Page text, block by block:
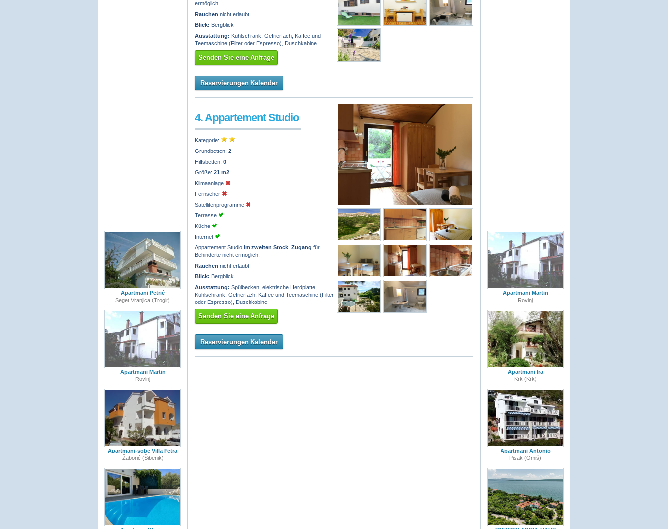
ermöglich.
Rauchen nicht erlaubt.
Blick: Bergblick
Ausstattung: Kühlschrank, Gefrierfach, Kaffee und
Teemaschine (Filter oder Espresso), Duschkabine
Senden Sie eine Anfrage
Reservierungen Kalender
4. Appartement Studio
Kategorie:
Grundbetten: 2
Hilfsbetten: 0
Größe: 21 m2
Klimaanlage
Fernseher
Satellitenprogramme
Terrasse
Küche
Internet
Appartement Studio im zweiten Stock Zugang für
Behinderte nicht ermöglich.
Rauchen nicht erlaubt.
Blick: Bergblick
Ausstattung: Spülbecken, elektrische Herdplatte,
Kühlschrank, Gefrierfach, Kaffee und Teemaschine (Filter
oder Espresso), Duschkabine
Senden Sie eine Anfrage
Reservierungen Kalender
Apartmani Petrić
Seget Vranjica (Trogir)
Apartmani Martin
Rovinj
Apartmani-sobe Villa Petra
Žaborić (Šibenik)
Apartmani Martin
Rovinj
Apartmani Ira
Krk (Krk)
Apartmani Antonio
Pisak (Omiš)